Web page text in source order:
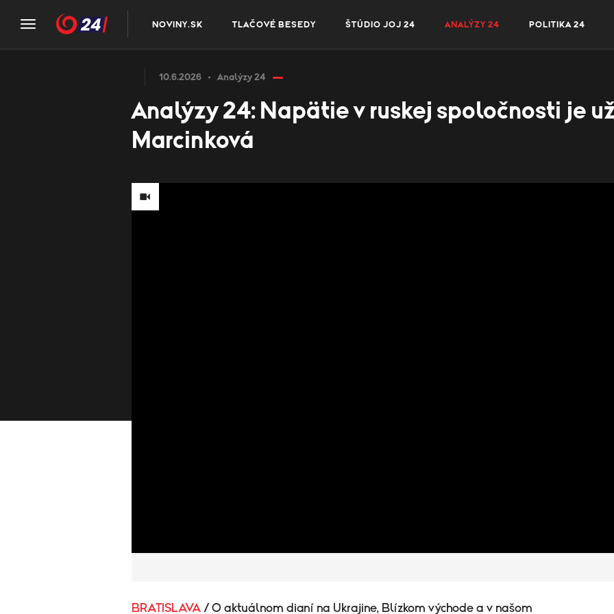
NOVINY.SK TLAČOVÉ BESEDY ŠTÚDIO JOJ 24 ANALÝZY 24 POLITIKA 24
10.6.2026 Analýzy 24
Analýzy 24: Napätie v ruskej spoločnosti je
Marcinková
BRATISLAVA / O aktuálnom dianí na Ukrajine, Blízkom východe a v našom